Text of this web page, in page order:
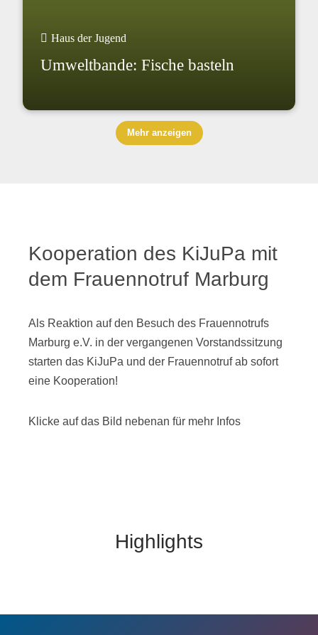
Haus der Jugend
Umweltbande: Fische basteln
Mehr anzeigen
Kooperation des KiJuPa mit
dem Frauennotruf Marburg
Als Reaktion auf den Besuch des Frauennotrufs
Marburg e.V. in der vergangenen Vorstandssitzung
starten das KiJuPa und der Frauennotruf ab sofort
eine Kooperation!
Klicke auf das Bild nebenan für mehr Infos
Highlights